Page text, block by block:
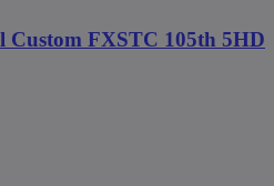
Custom FXSTC 105th 5HD